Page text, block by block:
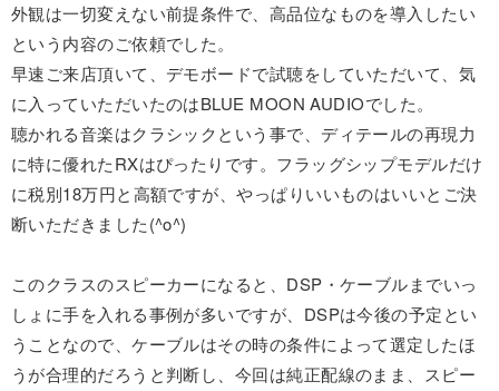
外観は一切変えない前提条件で、高品位なものを導入したい
という内容のご依頼でした。
早速ご来店頂いて、デモボードで試聴をしていただいて、気
に入っていただいたのはBLUE MOON AUDIOでした。
聴かれる音楽はクラシックという事で、ディテールの再現力
に特に優れたRXはぴったりです。フラッグシップモデルだけ
に税別18万円と高額ですが、やっぱりいいものはいいとご決
断いただきました(^o^)
このクラスのスピーカーになると、DSP・ケーブルまでいっ
しょに手を入れる事例が多いですが、DSPは今後の予定とい
うことなので、ケーブルはその時の条件によって選定したほ
うが合理的だろうと判断し、今回は純正配線のまま、スピー